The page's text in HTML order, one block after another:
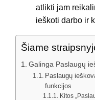
atlikti jam
ieškoti darbo ir
Šiame
Galinga Paslaugų
Paslaugų
funkcijos
Kitos